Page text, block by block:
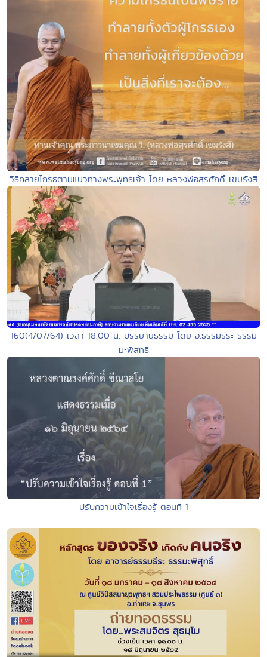
วิธีคลายโกรธตามแนวทางพระพุทธเจ้า โดย หลวงพ่อสุรศักดิ์ เขมรังสี
160(4/07/64) เวลา 18.00 น. บรรยายธรรม โดย อ.ธรรมธีระ ธรรม
มะพิสุทธิ์
ปรับความเข้าใจเรื่องรู้ ตอนที่ 1